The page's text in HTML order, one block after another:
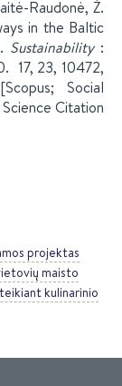
Raudonė, Ž.
in the Baltic
Sustainability:
17, 23, 10472,
Social
Citation
projektas
maisto
kulinarinio